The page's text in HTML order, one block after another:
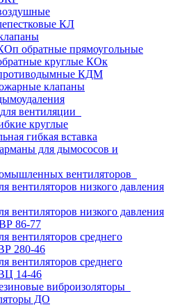
КЛ
обратные прямоугольные
круглые КОк
КДМ
клапаны
вентиляции
круглые
гибкая вставка
для дымососов и
вентиляторов
вентиляторов низкого давления
вентиляторов низкого давления
86-77
вентиляторов среднего
280-46
вентиляторов среднего
14-46
виброизоляторы
ДО